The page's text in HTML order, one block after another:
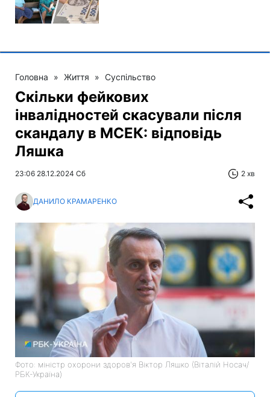
Головна » Життя » Суспільство
Скільки фейкових
інвалідностей скасували після
скандалу в МСЕК: відповідь
Ляшка
23:06 28.12.2024 Сб 2 хв
ДАНИЛО КРАМАРЕНКО
Фото: міністр охорони здоров'я Віктор Ляшко (Віталій Носач/
РБК-Україна)